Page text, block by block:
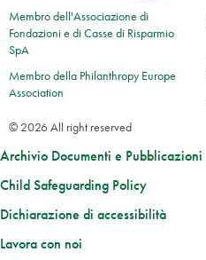
Membro dell'Associazione di
Fondazioni e di Casse di Risparmio
SpA
Membro della Philanthropy Europe
Association
© 2026 All right reserved
Archivio Documenti e Pubblicazioni
Child Safeguarding Policy
Dichiarazione di accessibilità
Lavora con noi